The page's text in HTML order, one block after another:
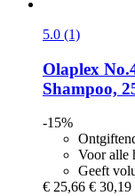
5.0 (1)
Olaplex
Shampoo,
-15%
Voor alle
Geeft
€ 25,66 € 30,19